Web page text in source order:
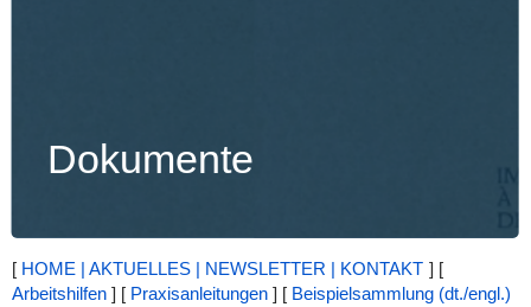
Dokumente
[ HOME | AKTUELLES | NEWSLETTER | KONTAKT ] [
Arbeitshilfen] [ Praxisanleitungen] [ Beispielsammlung (dt./engl.)